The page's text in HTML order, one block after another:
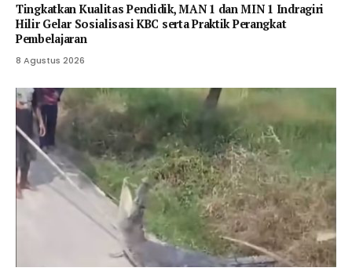
Tingkatkan Kualitas Pendidik, MAN 1 dan MIN 1 Indragiri
Hilir Gelar Sosialisasi KBC serta Praktik Perangkat
Pembelajaran
8 Agustus 2026